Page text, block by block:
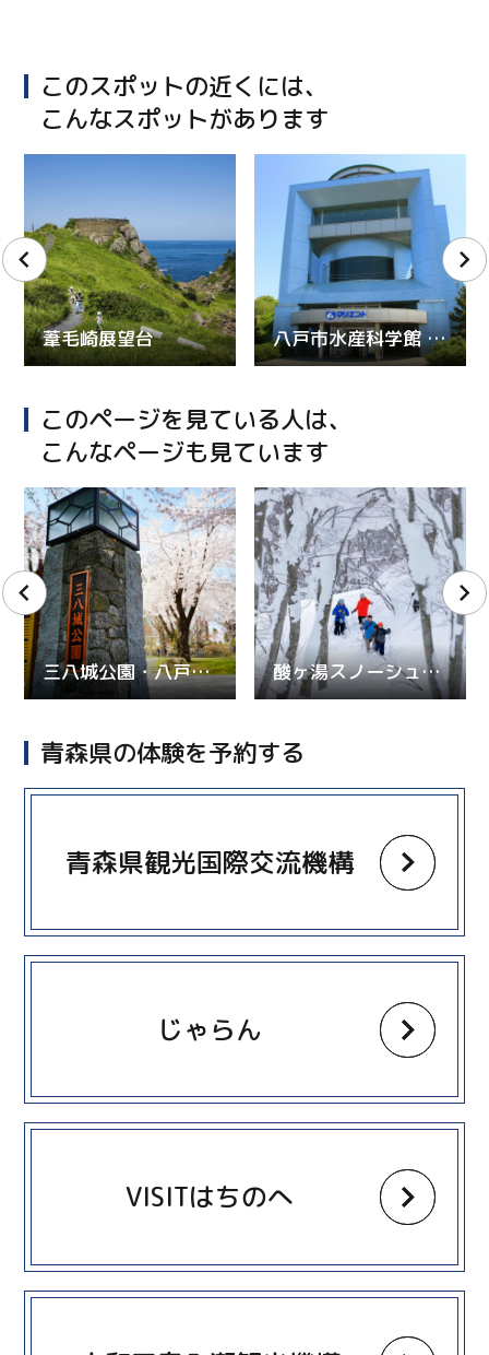
このスポットの近くには、
こんなスポットがあります
葦毛崎展望台 八戸市水産科学館 マリエント
このページを見ている人は、
こんなページも見ています
三八城公園・八戸城跡 酸ヶ湯スノーシューハイキング
青森県の体験を予約する
青森県観光国際交流機構
more
じゃらん
more
VISITはちのへ
more
more